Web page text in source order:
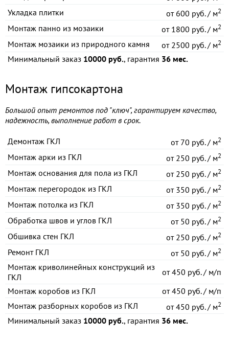
Укладка плитки
от600 руб. / м2
Монтаж панно из мозаики от1800 руб. / м2
Монтаж мозаики из природного камня от2500 руб. / м2
Минимальный заказ 10000 руб., гарантия 36 мес.
Монтаж гипсокартона
Большой опыт ремонтов под "ключ", гарантируем качество,
надежность, выполнение работ в срок.
Демонтаж ГКЛ от70 руб. / м2
Монтаж арки из ГКЛ от250 руб. / м2
Монтаж основания для пола из ГКЛ от250 руб. / м2
Монтаж перегородок из ГКЛ от350 руб. / м2
Монтаж потолка из ГКЛ от350 руб. / м2
Обработка швов и углов ГКЛ от50 руб. / м2
Обшивка стен ГКЛ от250 руб. / м2
Ремонт ГКЛ от50 руб. / м2
Монтаж криволинейных конструкций из
ГКЛ
от450 руб. / м/п
Монтаж коробов из ГКЛ
от450 руб. / м/п
Монтаж разборных коробов из ГКЛ
от450 руб. / м2
Минимальный заказ 10000 руб., гарантия 36 мес.